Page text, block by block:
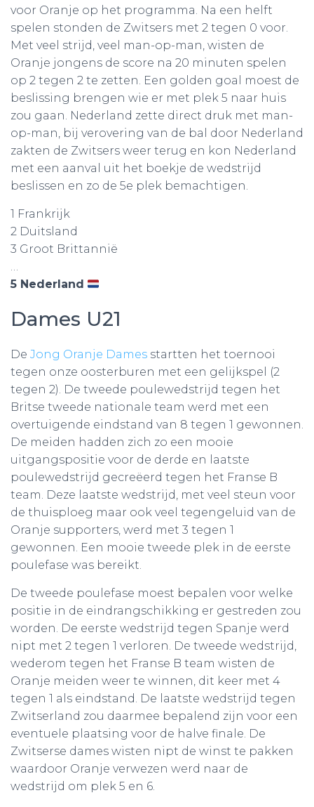
voor Oranje op het programma. Na een helft
spelen stonden de Zwitsers met 2 tegen 0 voor.
Met veel strijd, veel man-op-man, wisten de
Oranje jongens de score na 20 minuten spelen
op 2 tegen 2 te zetten. Een golden goal moest de
beslissing brengen wie er met plek 5 naar huis
zou gaan. Nederland zette direct druk met man-
op-man, bij verovering van de bal door Nederland
zakten de Zwitsers weer terug en kon Nederland
met een aanval uit het boekje de wedstrijd
beslissen en zo de 5e plek bemachtigen.
1 Frankrijk
2 Duitsland
3 Groot Brittannië
…
5 Nederland
Dames U21
De Jong Oranje Dames startten het toernooi
tegen onze oosterburen met een gelijkspel (2
tegen 2). De tweede poulewedstrijd tegen het
Britse tweede nationale team werd met een
overtuigende eindstand van 8 tegen 1 gewonnen.
De meiden hadden zich zo een mooie
uitgangspositie voor de derde en laatste
poulewedstrijd gecreëerd tegen het Franse B
team. Deze laatste wedstrijd, met veel steun voor
de thuisploeg maar ook veel tegengeluid van de
Oranje supporters, werd met 3 tegen 1
gewonnen. Een mooie tweede plek in de eerste
poulefase was bereikt.
De tweede poulefase moest bepalen voor welke
positie in de eindrangschikking er gestreden zou
worden. De eerste wedstrijd tegen Spanje werd
nipt met 2 tegen 1 verloren. De tweede wedstrijd,
wederom tegen het Franse B team wisten de
Oranje meiden weer te winnen, dit keer met 4
tegen 1 als eindstand. De laatste wedstrijd tegen
Zwitserland zou daarmee bepalend zijn voor een
eventuele plaatsing voor de halve finale. De
Zwitserse dames wisten nipt de winst te pakken
waardoor Oranje verwezen werd naar de
wedstrijd om plek 5 en 6.